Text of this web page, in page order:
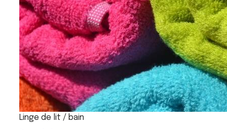
Linge de lit / bain